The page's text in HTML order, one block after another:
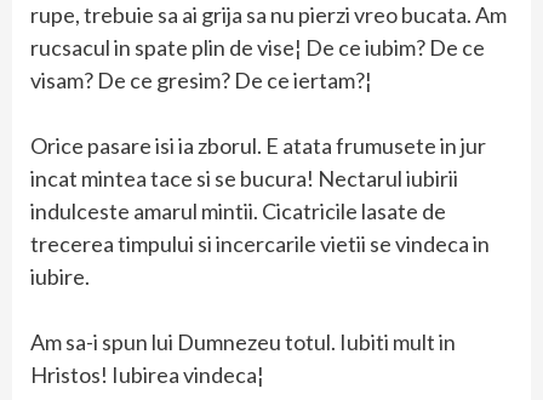
rupe, trebuie sa ai grija sa nu pierzi vreo bucata. Am
rucsacul in spate plin de vise¦ De ce iubim? De ce
visam? De ce gresim? De ce iertam?¦
Orice pasare isi ia zborul. E atata frumusete in jur
incat mintea tace si se bucura! Nectarul iubirii
indulceste amarul mintii. Cicatricile lasate de
trecerea timpului si incercarile vietii se vindeca in
iubire.
Am sa-i spun lui Dumnezeu totul. Iubiti mult in
Hristos! Iubirea vindeca¦